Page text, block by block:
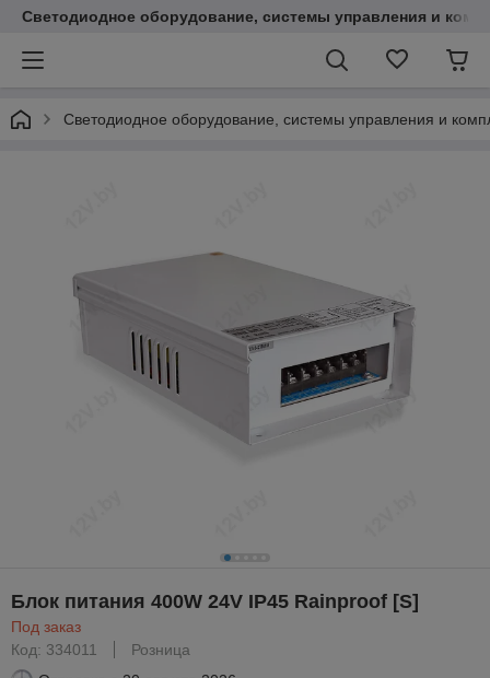
Светодиодное оборудование, системы управления и
Светодиодное оборудование, системы управления и
Блок питания 400W 24V IP45 Rainproof [S]
Под заказ
Код: 334011
Розница